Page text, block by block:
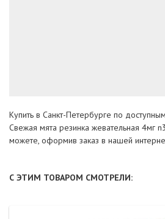
Купить в Санкт-Петербурге по
Свежая мята резинка жевательная 4мг
можете, оформив заказ в нашей
С ЭТИМ ТОВАРОМ СМОТРЕЛИ: